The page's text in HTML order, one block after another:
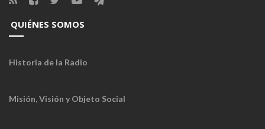
QUIÉNES SOMOS
Historia de la Radio
Misión, Visión y Objeto Social